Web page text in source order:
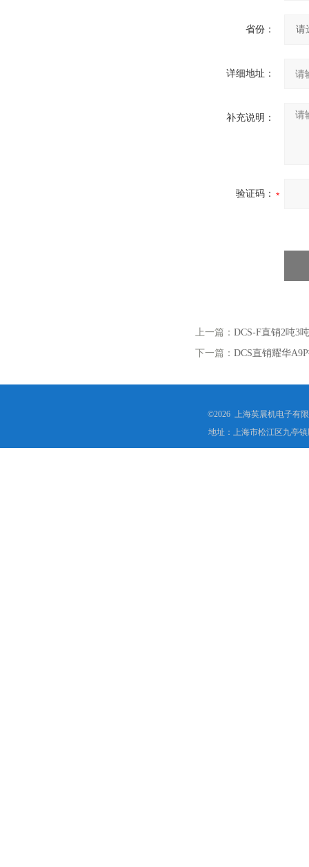
省份：
详细地址：
补充说明：
验证码：
上一篇： DCS-F直销2吨3
下一篇： DCS直销耀华
©2026 上海英展机电子有
地址：上海市松江区九亭镇